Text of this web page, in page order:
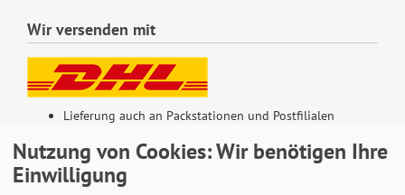
Wir versenden mit
Lieferung auch an Packstationen und Postfilialen
Nutzung von Cookies: Wir benötigen Ihre
Einwilligung